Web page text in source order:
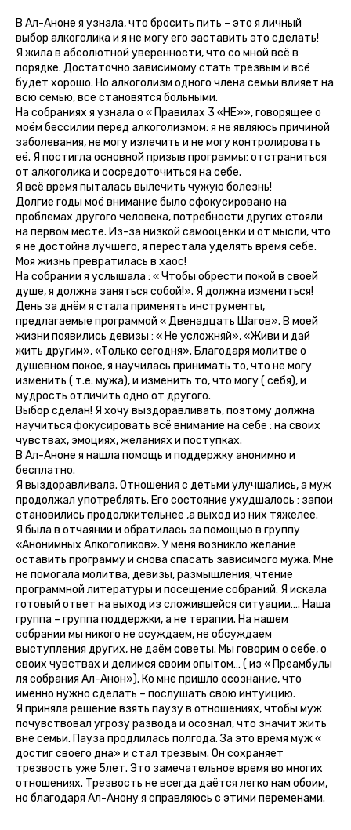
В Ал-Аноне я узнала, что бросить пить – это я личный
выбор алкоголика и я не могу его заставить это сделать!
Я жила в абсолютной уверенности, что со мной всё в
порядке. Достаточно зависимому стать трезвым и всё
будет хорошо. Но алкоголизм одного члена семьи влияет на
всю семью, все становятся больными.
На собраниях я узнала о « Правилах 3 «НЕ»», говорящее о
моём бессилии перед алкоголизмом: я не являюсь причиной
заболевания, не могу излечить и не могу контролировать
её. Я постигла основной призыв программы: отстраниться
от алкоголика и сосредоточиться на себе.
Я всё время пыталась вылечить чужую болезнь!
Долгие годы моё внимание было сфокусировано на
проблемах другого человека, потребности других стояли
на первом месте. Из-за низкой самооценки и от мысли, что
я не достойна лучшего, я перестала уделять время себе.
Моя жизнь превратилась в хаос!
На собрании я услышала : « Чтобы обрести покой в своей
душе, я должна заняться собой!». Я должна измениться!
День за днём я стала применять инструменты,
предлагаемые программой « Двенадцать Шагов». В моей
жизни появились девизы : « Не усложняй», «Живи и дай
жить другим», «Только сегодня». Благодаря молитве о
душевном покое, я научилась принимать то, что не могу
изменить ( т.е. мужа), и изменить то, что могу ( себя), и
мудрость отличить одно от другого.
Выбор сделан! Я хочу выздоравливать, поэтому должна
научиться фокусировать всё внимание на себе : на своих
чувствах, эмоциях, желаниях и поступках.
В Ал-Аноне я нашла помощь и поддержку анонимно и
бесплатно.
Я выздоравливала. Отношения с детьми улучшались, а муж
продолжал употреблять. Его состояние ухудшалось : запои
становились продолжительнее ,а выход из них тяжелее.
Я была в отчаянии и обратилась за помощью в группу
«Анонимных Алкоголиков». У меня возникло желание
оставить программу и снова спасать зависимого мужа. Мне
не помогала молитва, девизы, размышления, чтение
программной литературы и посещение собраний. Я искала
готовый ответ на выход из сложившейся ситуации…. Наша
группа – группа поддержки, а не терапии. На нашем
собрании мы никого не осуждаем, не обсуждаем
выступления других, не даём советы. Мы говорим о себе, о
своих чувствах и делимся своим опытом… ( из « Преамбулы
ля собрания Ал-Анон»). Ко мне пришло осознание, что
именно нужно сделать – послушать свою интуицию.
Я приняла решение взять паузу в отношениях, чтобы муж
почувствовал угрозу развода и осознал, что значит жить
вне семьи. Пауза продлилась полгода. За это время муж «
достиг своего дна» и стал трезвым. Он сохраняет
трезвость уже 5лет. Это замечательное время во многих
отношениях. Трезвость не всегда даётся легко нам обоим,
но благодаря Ал-Анону я справляюсь с этими переменами.